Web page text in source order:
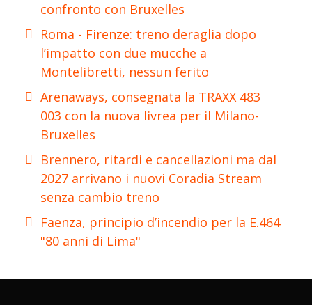
confronto con Bruxelles
Roma - Firenze: treno deraglia dopo
l’impatto con due mucche a
Montelibretti, nessun ferito
Arenaways, consegnata la TRAXX 483
003 con la nuova livrea per il Milano-
Bruxelles
Brennero, ritardi e cancellazioni ma dal
2027 arrivano i nuovi Coradia Stream
senza cambio treno
Faenza, principio d’incendio per la E.464
"80 anni di Lima"